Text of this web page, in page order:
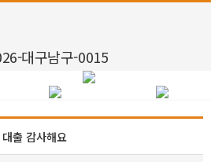
대구남구-0015
대출 감사해요